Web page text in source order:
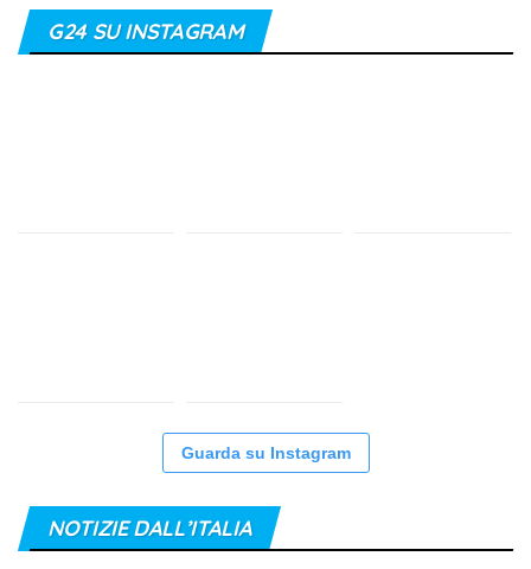
G24 SU INSTAGRAM
Guarda su Instagram
NOTIZIE DALL’ITALIA